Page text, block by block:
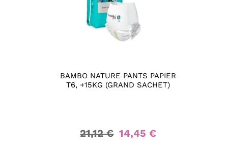
BAMBO NATURE PANTS PAPIER
T6, +15KG (GRAND SACHET)
21,12 € 14,45 €